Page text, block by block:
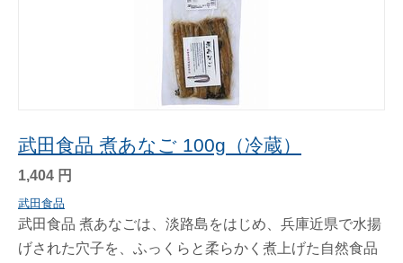
武田食品 煮あなご 100g（冷蔵）
1,404 円
武田食品
武田食品 煮あなごは、淡路島をはじめ、兵庫近県で水揚
げされた穴子を、ふっくらと柔らかく煮上げた自然食品